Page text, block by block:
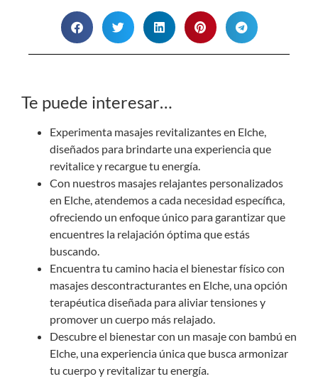
Te puede interesar…
Experimenta masajes revitalizantes en Elche,
diseñados para brindarte una experiencia que
revitalice y recargue tu energía.
Con nuestros masajes relajantes personalizados
en Elche, atendemos a cada necesidad específica,
ofreciendo un enfoque único para garantizar que
encuentres la relajación óptima que estás
buscando.
Encuentra tu camino hacia el bienestar físico con
masajes descontracturantes en Elche, una opción
terapéutica diseñada para aliviar tensiones y
promover un cuerpo más relajado.
Descubre el bienestar con un masaje con bambú en
Elche, una experiencia única que busca armonizar
tu cuerpo y revitalizar tu energía.